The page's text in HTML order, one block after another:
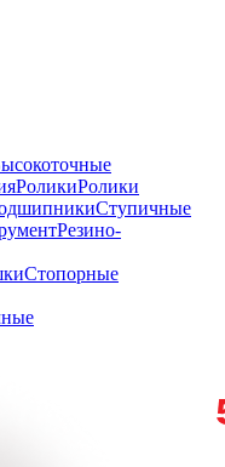
РоликиРолики
Ступичные
Резино-
Стопорные